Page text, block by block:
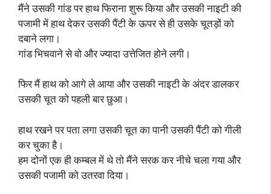
मैंने उसकी गांड पर हाथ फिराना शुरू किया और उसकी नाइटी की
पजामी में हाथ देकर उसकी पैंटी के ऊपर से ही उसके चूतड़ों को
दबाने लगा।
गांड भिचवाने से वो और ज्यादा उत्तेजित होने लगी।
फिर मैं हाथ को आगे ले आया और उसकी नाइटी के अंदर डालकर
उसकी चूत को पहली बार छुआ।
हाथ रखने पर पता लगा उसकी चूत का पानी उसकी पैंटी को गीली
कर चुका है।
हम दोनों एक ही कम्बल में थे तो मैंने सरक कर नीचे चला गया और
उसकी पजामी को उतरवा दिया।